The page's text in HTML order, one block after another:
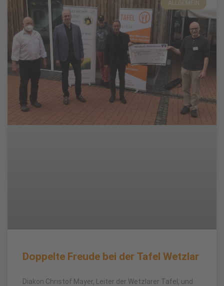
ALLGEMEIN
Doppelte Freude bei der Tafel Wetzlar
Diakon Christof Mayer, Leiter der Wetzlarer Tafel, und